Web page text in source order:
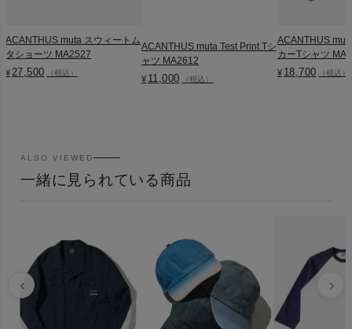
ACANTHUS muta スウィートム
タショーツ MA2527
¥ 27,500 （税込）
ACANTHUS muta Test Print Tシ
ャツ MA2612
¥ 11,000 （税込）
ACANTHUS
カーTシャツ
¥ 18,700 （税込）
ALSO VIEWED
一緒に見られている商品